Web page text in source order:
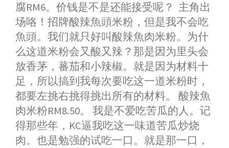
腐RM6。价钱是不是还能接受呢？ 主角出
场咯！招牌酸辣魚頭米粉，但是我不会吃
魚頭。我们就只好叫酸辣魚肉米粉。为什
么这道米粉会又酸又辣？那是因为里头会
放香茅，蕃茄和小辣椒。就是因为材料十
足，所以搞到我每次要吃这一道米粉时，
都要左挑右挑得挑出所有的材料。 酸辣魚
肉米粉RM8.50。 我是不爱吃苦瓜的人。记
得那些年，KC逼我吃这一味道苦瓜炒烧
肉。也是勉强的试吃一口。就是那一口，